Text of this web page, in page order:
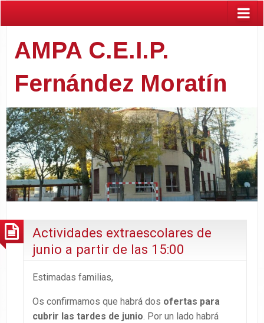
AMPA C.E.I.P.
Fernández Moratín
Actividades extraescolares de
junio a partir de las 15:00
Estimadas familias,
Os confirmamos que habrá dos ofertas para
cubrir las tardes de junio . Por un lado habrá